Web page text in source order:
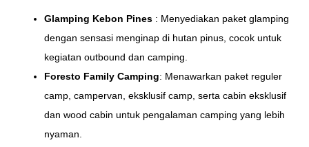
Glamping Kebon Pines : Menyediakan paket glamping
dengan sensasi menginap di hutan pinus, cocok untuk
kegiatan outbound dan camping.
Foresto Family Camping: Menawarkan paket reguler
camp, campervan, eksklusif camp, serta cabin eksklusif
dan wood cabin untuk pengalaman camping yang lebih
nyaman.